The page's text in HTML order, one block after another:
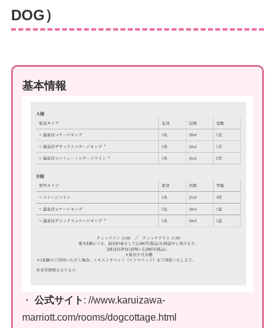
DOG）
基本情報
・ 公式サイト : //www.karuizawa-
marriott.com/rooms/dogcottage.html